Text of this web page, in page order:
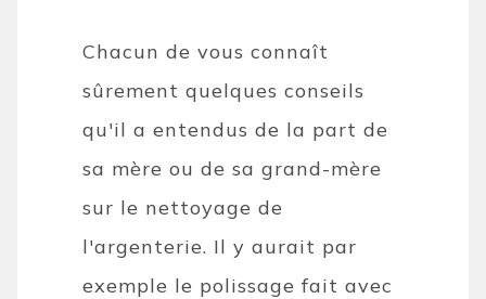
Chacun de vous connaît
sûrement quelques conseils
qu'il a entendus de la part de
sa mère ou de sa grand-mère
sur le nettoyage de
l'argenterie. Il y aurait par
exemple le polissage fait avec